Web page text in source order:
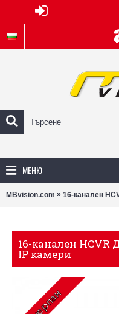
МЕНЮ
MBvision.com » 16-канален
16-канален HCVR
IP камери